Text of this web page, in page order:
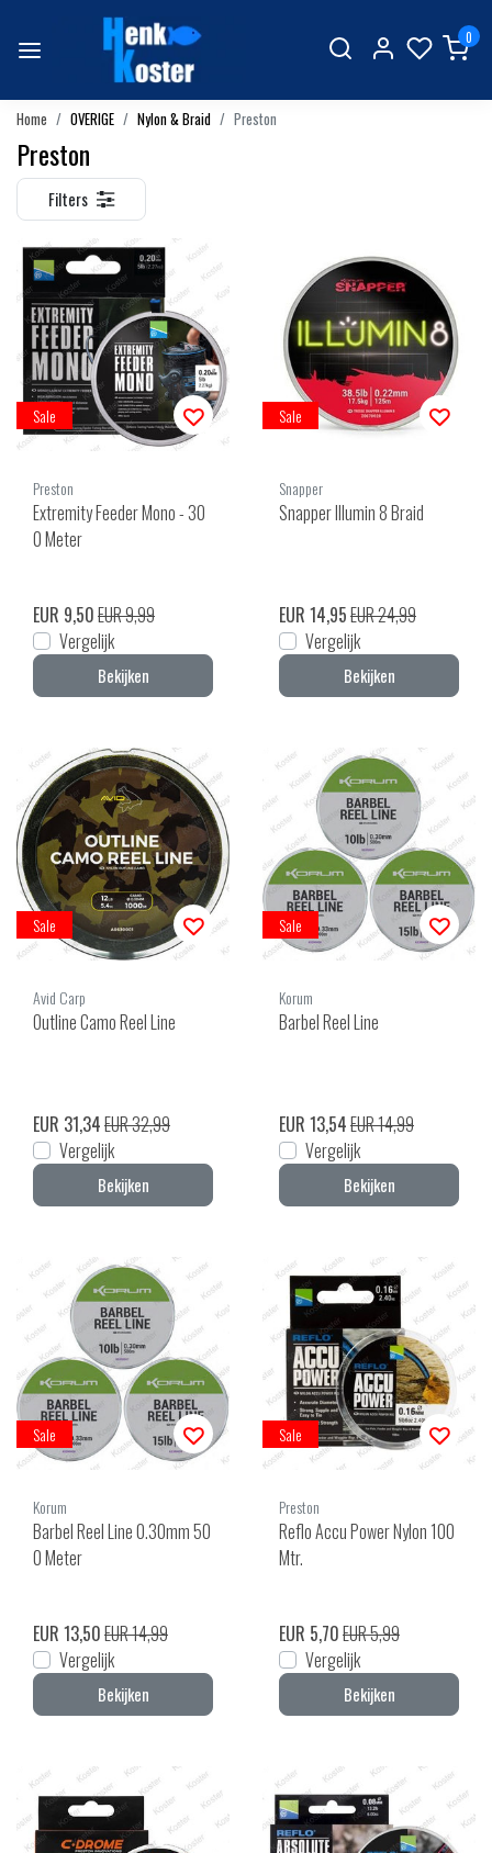
0
Home OVERIGE Nylon & Braid Preston
Preston
Filters
Sale
Preston
Extremity Feeder Mono - 30
0 Meter
EUR 9,50EUR 9,99
Vergelijk
Bekijken
Sale
Snapper
Snapper Illumin 8 Braid
EUR 14,95EUR 24,99
Vergelijk
Bekijken
Sale
Avid Carp
Outline Camo Reel Line
EUR 31,34EUR 32,99
Vergelijk
Bekijken
Sale
Korum
Barbel Reel Line
EUR 13,54EUR 14,99
Vergelijk
Bekijken
Sale
Korum
Barbel Reel Line 0.30mm 50
0 Meter
EUR 13,50EUR 14,99
Vergelijk
Bekijken
Sale
Preston
Reflo Accu Power Nylon 100
Mtr.
EUR 5,70EUR 5,99
Vergelijk
Bekijken